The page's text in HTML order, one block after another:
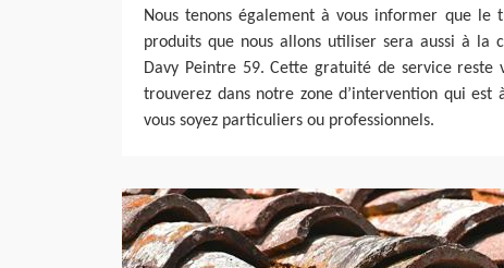
Nous tenons également à vous informer que le
produits que nous allons utiliser sera aussi à la
Davy Peintre 59. Cette gratuité de service reste
trouverez dans notre zone d’intervention qui est
vous soyez particuliers ou professionnels.